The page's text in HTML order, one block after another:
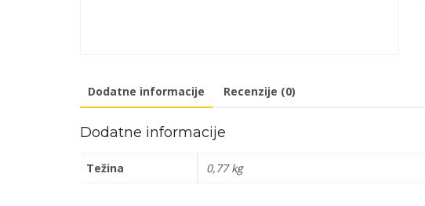
Dodatne informacije Recenzije (0)
Dodatne informacije
Težina 0,77 kg